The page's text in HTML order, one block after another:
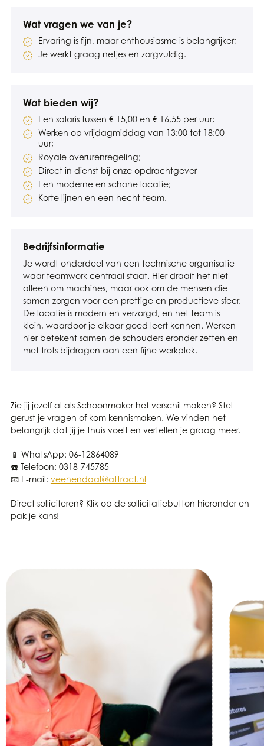
Wat vragen we van je?
Ervaring is fijn, maar enthousiasme is belangrijker;
Je werkt graag netjes en zorgvuldig.
Wat bieden wij?
Een salaris tussen € 15,00 en € 16,55 per uur;
Werken op vrijdagmiddag van 13:00 tot 18:00
uur;
Royale overurenregeling;
Direct in dienst bij onze opdrachtgever
Een moderne en schone locatie;
Korte lijnen en een hecht team.
Bedrijfsinformatie
Je wordt onderdeel van een technische organisatie
waar teamwork centraal staat. Hier draait het niet
alleen om machines, maar ook om de mensen die
samen zorgen voor een prettige en productieve sfeer.
De locatie is modern en verzorgd, en het team is
klein, waardoor je elkaar goed leert kennen. Werken
hier betekent samen de schouders eronder zetten en
met trots bijdragen aan een fijne werkplek.
Zie jij jezelf al als Schoonmaker het verschil maken? Stel
gerust je vragen of kom kennismaken. We vinden het
belangrijk dat jij je thuis voelt en vertellen je graag meer.
📱 WhatsApp: 06-12864089
☎️ Telefoon: 0318-745785
📧 E-mail: veenendaal@attract.nl
Direct solliciteren? Klik op de sollicitatiebutton hieronder en
pak je kans!